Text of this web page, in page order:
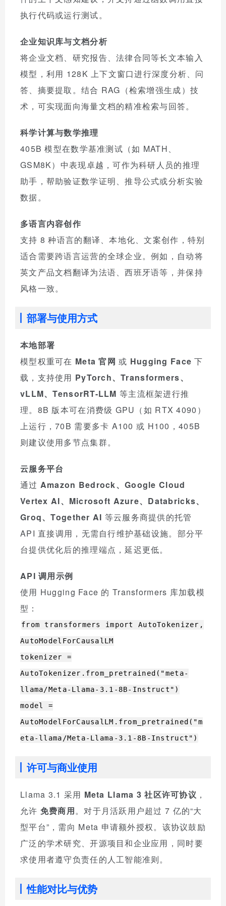
执行代码或运行测试。
企业知识库与文档分析
将企业文档、研究报告、法律合同等长文本输入
模型，利用 128K 上下文窗口进行深度分析、问
答、摘要提取。结合 RAG（检索增强生成）技
术，可实现面向海量文档的精准检索与回答。
科学计算与数学推理
405B 模型在数学基准测试（如 MATH、
GSM8K）中表现卓越，可作为科研人员的推理
助手，帮助验证数学证明、推导公式或分析实验
数据。
多语言内容创作
支持 8 种语言的翻译、本地化、文案创作，特别
适合需要跨语言运营的全球企业。例如，自动将
英文产品文档翻译为法语、西班牙语等，并保持
风格一致。
部署与使用方式
本地部署
模型权重可在 Meta 官网 或 Hugging Face 下
载，支持使用 PyTorch、Transformers、
vLLM、TensorRT-LLM 等主流框架进行推
理。8B 版本可在消费级 GPU（如 RTX 4090）
上运行，70B 需要多卡 A100 或 H100，405B
则建议使用多节点集群。
云服务平台
通过 Amazon Bedrock、Google Cloud
Vertex AI、Microsoft Azure、Databricks、
Groq、Together AI 等云服务商提供的托管
API 直接调用，无需自行维护基础设施。部分平
台提供优化后的推理端点，延迟更低。
API 调用示例
使用 Hugging Face 的 Transformers 库加载模
型：
from transformers import AutoTokenizer,
AutoModelForCausalLM
tokenizer =
AutoTokenizer.from_pretrained("meta-
llama/Meta-Llama-3.1-8B-Instruct")
model =
AutoModelForCausalLM.from_pretrained("m
eta-llama/Meta-Llama-3.1-8B-Instruct")
许可与商业使用
Llama 3.1 采用 Meta Llama 3 社区许可协议 ，
允许 免费商用。对于月活跃用户超过 7 亿的“大
型平台”，需向 Meta 申请额外授权。该协议鼓励
广泛的学术研究、开源项目和企业应用，同时要
求使用者遵守负责任的人工智能准则。
性能对比与优势